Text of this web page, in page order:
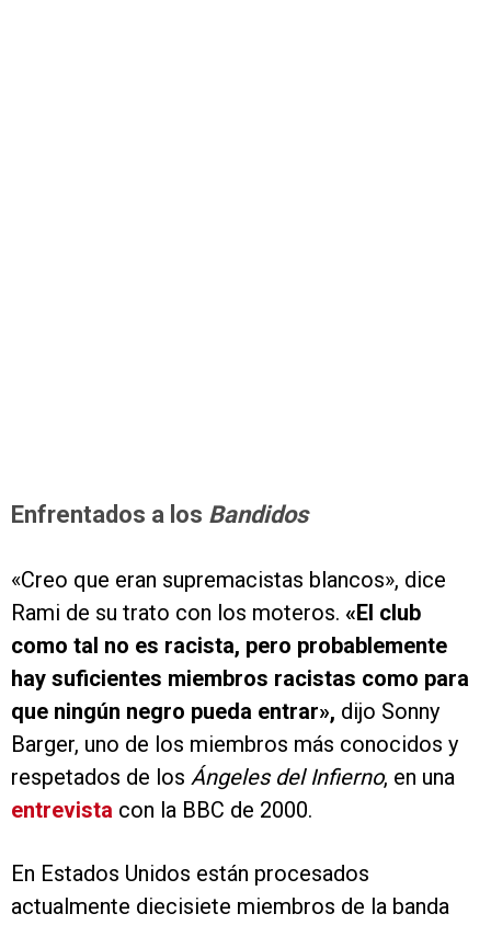
Enfrentados a los Bandidos
«Creo que eran supremacistas blancos», dice
Rami de su trato con los moteros. «El club
como tal no es racista, pero probablemente
hay suficientes miembros racistas como para
que ningún negro pueda entrar», dijo Sonny
Barger, uno de los miembros más conocidos y
respetados de los Ángeles del Infierno, en una
entrevista con la BBC de 2000.
En Estados Unidos están procesados
actualmente diecisiete miembros de la banda